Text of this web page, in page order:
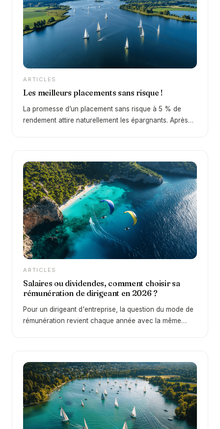
ARTICLES
Les meilleurs placements sans risque !
La promesse d’un placement sans risque à 5 % de
rendement attire naturellement les épargnants. Après
permettent à nouveau d’obtenir des rendements
intéressants… mais la réalité est plus nuancée qu’il n’y
paraît. Derrière cette promesse se cache une question
essentielle : peut-on réellement obtenir 5 % sans
aucun risque ?
ARTICLES
Salaires ou dividendes, comment choisir sa
rémunération de dirigeant en 2026 ?
Pour un dirigeant d'entreprise, la question du mode de
rémunération revient chaque année avec la même
fois le montant net que vous percevez dans votre
poche et la qualité de votre future retraite. C'est
justement cette problématique que nous traitons dans
cet épisode de L'Art de la Gestion Patrimoniale et dans
cet article, en nous appuyant sur des exemples chiffrés
et des cas concrets rencontrés au quotidien auprès de